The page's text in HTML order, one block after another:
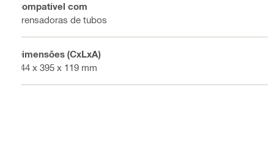
Compatível com
Prensadoras de tubos
Dimensões (CxLxA)
444 x 395 x 119 mm